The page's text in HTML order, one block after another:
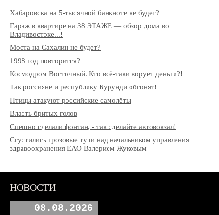
Хабаровска на 5-тысячной банкноте не будет?
Гараж в квартире на 38 ЭТАЖЕ — обзор дома во
Владивостоке...!
Моста на Сахалин не будет?
1998 год повторится?
Космодром Восточный. Кто всё-таки ворует деньги?!
Так россияне и республику Бурунди обгонят!
Птицы атакуют российские самолёты
Власть бритых голов
Спешно сделали фонтан, - так сделайте автовокзал!
Сгустились грозовые тучи над начальником управления
здравоохранения ЕАО Валерием Жуковым
НОВОСТИ
08.08.2026